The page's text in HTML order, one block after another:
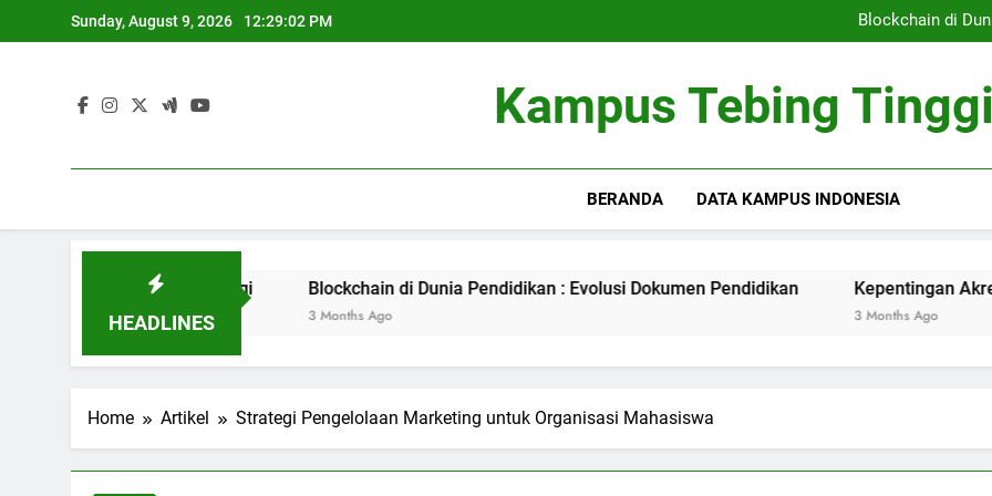
to
Sunday, August 9, 2026 12:29:03 PM
Blockchain di
Kepentingan Akreditasi
Blockchain di
Kepentingan Akreditasi
Kampus Tebing Tinggi
BERANDA DATA KAMPUS INDONESIA
HEADLINES
Blockchain di Dunia Pendidikan : Evolusi Dokumen Pendidikan
3 Months Ago
Kepentingan Akreditasi Kurir
Home Artikel Strategi Pengelolaan Marketing untuk Organisasi Mahasiswa